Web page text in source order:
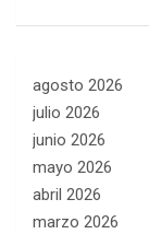
agosto 2026
julio 2026
junio 2026
mayo 2026
abril 2026
marzo 2026